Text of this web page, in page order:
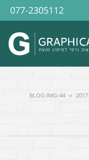
077-2305112
»
BLOG-IMG-44